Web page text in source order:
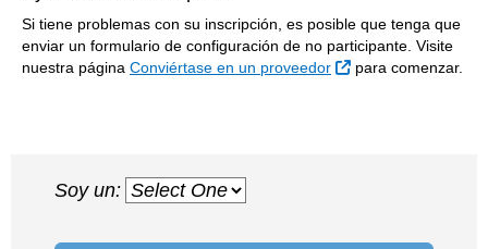
Si tiene problemas con su inscripción, es posible que tenga que
enviar un formulario de configuración de no participante. Visite
nuestra página Conviértase en un proveedor Sitio Externo
para comenzar.
Soy un: